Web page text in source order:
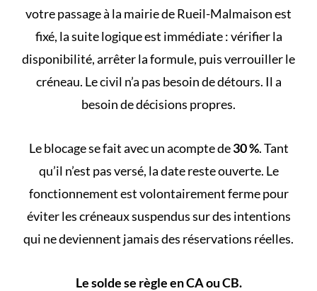
votre passage à la mairie de Rueil-Malmaison est
fixé, la suite logique est immédiate : vérifier la
disponibilité, arrêter la formule, puis verrouiller le
créneau. Le civil n’a pas besoin de détours. Il a
besoin de décisions propres.
Le blocage se fait avec un acompte de30 %. Tant
qu’il n’est pas versé, la date reste ouverte. Le
fonctionnement est volontairement ferme pour
éviter les créneaux suspendus sur des intentions
qui ne deviennent jamais des réservations réelles.
Le solde se règle en CA ou CB.